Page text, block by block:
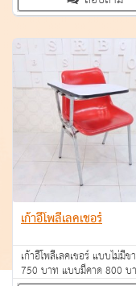
เก้าอี้โพลีเลคเชอร์
เก้าอี้โพลีเลคเชอร์ แบบไม่มีข
750 บาท แบบมีคาด 800 บ